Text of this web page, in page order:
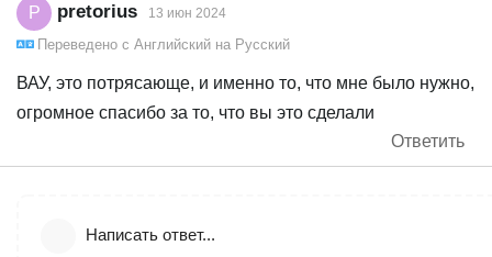
P pretorius 13 июн 2024
Переведено с Английский на Русский
ВАУ, это потрясающе, и именно то, что мне было нужно,
огромное спасибо за то, что вы это сделали
Ответить
Написать ответ...